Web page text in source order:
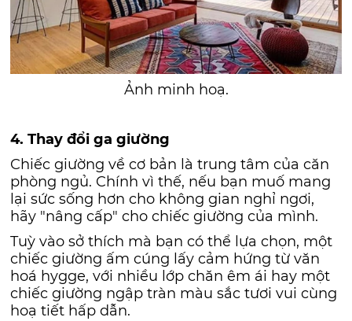
Ảnh minh hoạ.
4. Thay đổi ga giường
Chiếc giường về cơ bản là trung tâm của căn
phòng ngủ. Chính vì thế, nếu bạn muố mang
lại sức sống hơn cho không gian nghỉ ngơi,
hãy "nâng cấp" cho chiếc giường của mình.
Tuỳ vào sở thích mà bạn có thể lựa chọn, một
chiếc giường ấm cúng lấy cảm hứng từ văn
hoá hygge, với nhiều lớp chăn êm ái hay một
chiếc giường ngập tràn màu sắc tươi vui cùng
hoạ tiết hấp dẫn.